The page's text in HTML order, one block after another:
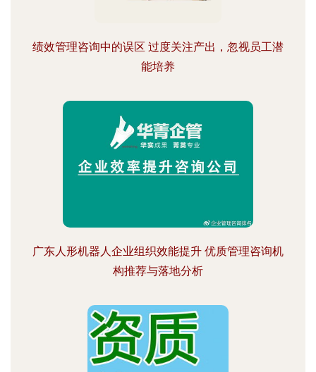
绩效管理咨询中的误区 过度关注产出，忽视员工潜
能培养
广东人形机器人企业组织效能提升 优质管理咨询机
构推荐与落地分析